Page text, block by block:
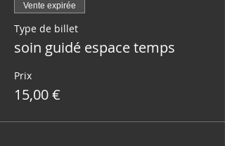
Vente expirée
Type de billet
soin guidé espace temps
Prix
15,00 €